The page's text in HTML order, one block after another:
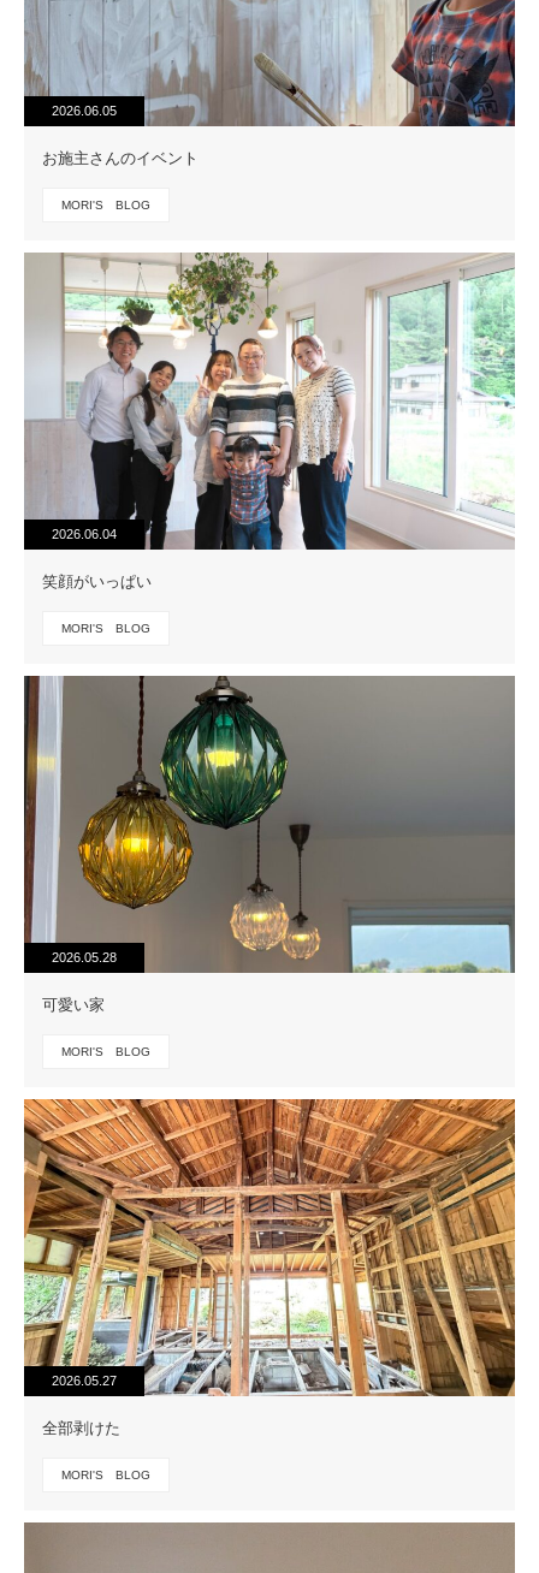
2026.06.05
お施主さんのイベント
MORI'S BLOG
2026.06.04
笑顔がいっぱい
MORI'S BLOG
2026.05.28
可愛い家
MORI'S BLOG
2026.05.27
全部剥けた
MORI'S BLOG